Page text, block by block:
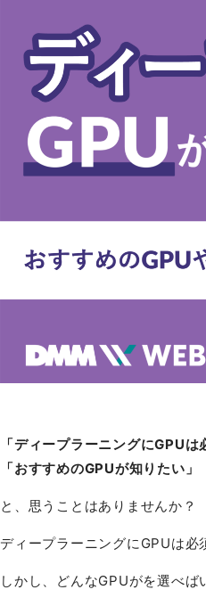
「ディープラーニングにGPUは
「おすすめのGPUが知りたい」
と、思うことはありませんか？
ディープラーニングにGPUは必
しかし、どんなGPUがを選べば